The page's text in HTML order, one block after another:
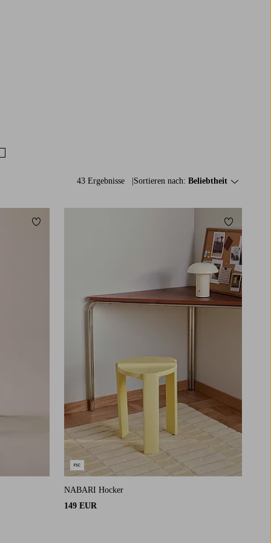
43 Ergebnisse Sortieren nach: Beliebtheit
Zu Favoriten hinzufügen
NABARI Hocker
149 EUR
Zu